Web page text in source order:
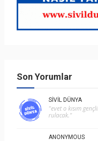
Son Yorumlar
SIVIL DÜNYA
"evet o kısım
rulacak."
ANONYMOUS